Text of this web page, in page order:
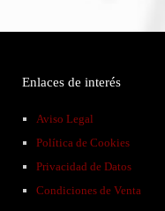
Enlaces de interés
Aviso Legal
Política de Cookies
Privacidad de Datos
Condiciones de Venta